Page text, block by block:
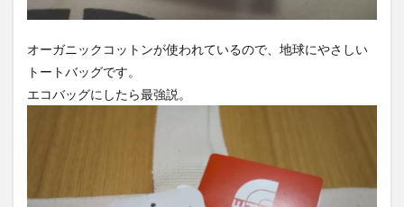
オーガニックコットンが使われているので、地球にやさしい
トートバッグです。
エコバッグにしたら最強説。